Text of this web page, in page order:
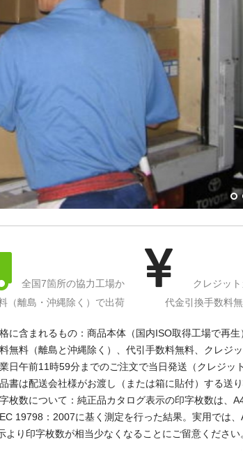
全国7箇所の協力工場か
（離島・沖縄除く）で出荷
クレジッ
代金引換手数料
に含まれるもの：商品本体（国内ISO取得工場で再
無料（離島と沖縄除く）、代引手数料無料、クレジ
日午前11時59分までのご注文で当日発送（クレジッ
書は配送会社様がお渡し（または箱に貼付）する送
枚数について：純正品カタログ表示の印字枚数は、
19798：2007に基く測定を行った結果。実用では
より印字枚数が相当少なくなることにご留意ください